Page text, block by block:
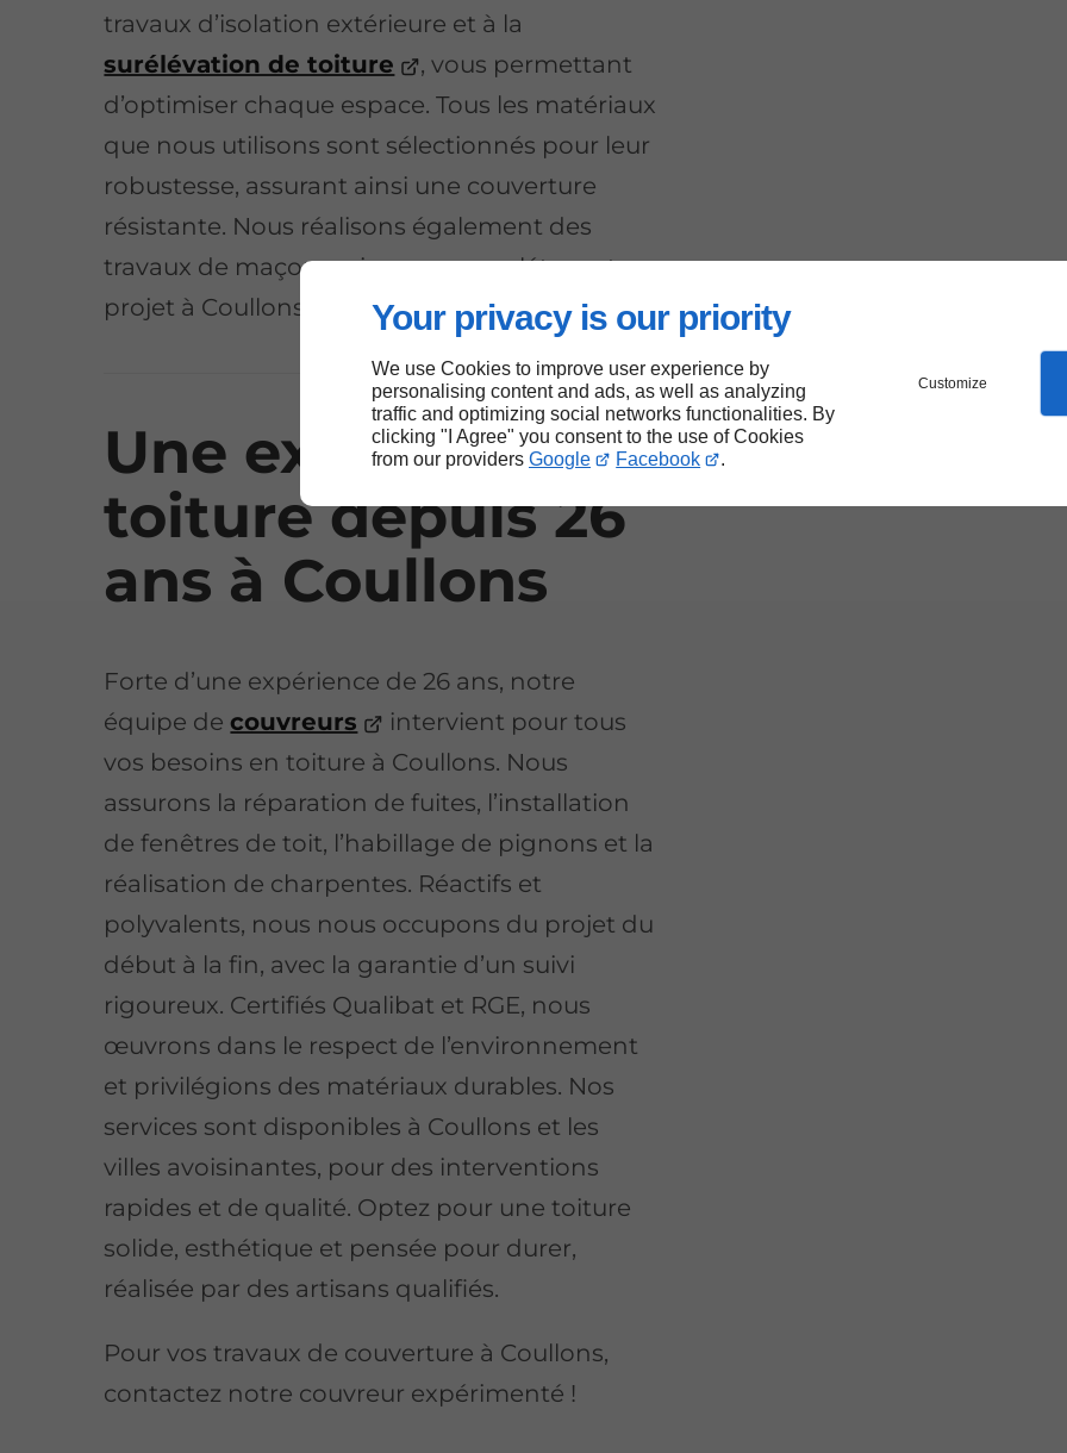
Your privacy is our priority
We use Cookies to improve user experience by
personalising content and ads, as well as analyzing
traffic and optimizing social networks functionalities. By
clicking "I Agree" you consent to the use of Cookies
from our providers Google Facebook .
Customize
travaux d’isolation extérieure et à la
surélévation de toiture
, vous permettant
d’optimiser chaque espace. Tous les matériaux
que nous utilisons sont sélectionnés pour leur
robustesse, assurant ainsi une couverture
résistante. Nous réalisons également des
travaux de maçonnerie pour compléter votre
projet à Coullons.
Une expertise en
toiture depuis 26
ans à Coullons
Forte d’une expérience de 26 ans, notre
équipe decouvreurs
intervient pour tous
vos besoins en toiture à Coullons. Nous
assurons la réparation de fuites, l’installation
de fenêtres de toit, l’habillage de pignons et la
réalisation de charpentes. Réactifs et
polyvalents, nous nous occupons du projet du
début à la fin, avec la garantie d’un suivi
rigoureux. Certifiés Qualibat et RGE, nous
œuvrons dans le respect de l’environnement
et privilégions des matériaux durables. Nos
services sont disponibles à Coullons et les
villes avoisinantes, pour des interventions
rapides et de qualité. Optez pour une toiture
solide, esthétique et pensée pour durer,
réalisée par des artisans qualifiés.
Pour vos travaux de couverture à Coullons,
contactez notre couvreur expérimenté !